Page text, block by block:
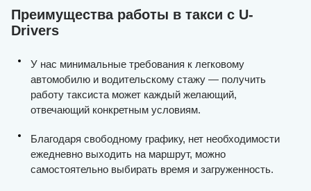
Преимущества работы в такси с U-
Drivers
У нас минимальные требования к легковому
автомобилю и водительскому стажу — получить
работу таксиста может каждый желающий,
отвечающий конкретным условиям.
Благодаря свободному графику, нет необходимости
ежедневно выходить на маршрут, можно
самостоятельно выбирать время и загруженность.